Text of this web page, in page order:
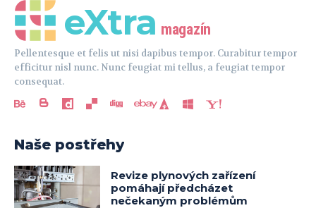
eXtra magazín
Pellentesque et felis ut nisi dapibus tempor. Curabitur tempor
efficitur nisl nunc. Nunc feugiat mi tellus, a feugiat tempor
consequat.
Naše postřehy
Revize plynových zařízení
pomáhají předcházet
nečekaným problémům